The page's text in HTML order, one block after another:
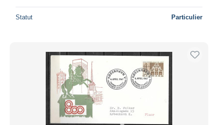
Statut Particulier